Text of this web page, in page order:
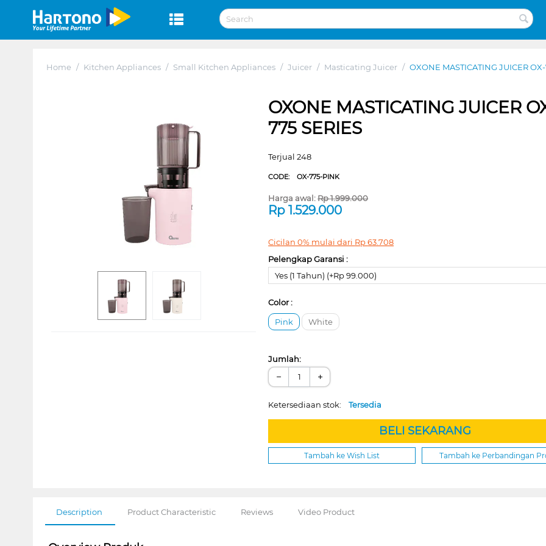
Home / Kitchen Appliances / Small Kitchen Appliances / Juicer / Masticating Juicer / OXONE MASTICATING JUICER
OXONE MASTICATING JUICER
775 SERIES
Terjual 248
CODE:OX-775-PINK
Harga awal:Rp1.999.000
Rp1.529.000
Cicilan 0% mulai dari Rp63.708
Pelengkap Garansi :
Yes (1 Tahun) (+Rp 99.000)
Color :
Pink
White
Jumlah:
− +
Ketersediaan stok:Tersedia
BELI SEKARANG
Tambah ke Wish List Tambah ke Perbandingan
Description Product Characteristic Reviews Video Product